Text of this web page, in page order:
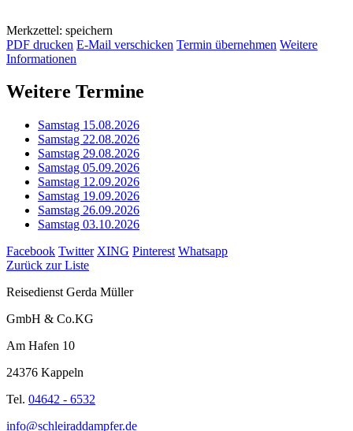
Merkzettel: speichern
PDF drucken E-Mail verschicken Termin übernehmen Weitere
Informationen
Weitere Termine
Samstag 15.08.2026
Samstag 22.08.2026
Samstag 29.08.2026
Samstag 05.09.2026
Samstag 12.09.2026
Samstag 19.09.2026
Samstag 26.09.2026
Samstag 03.10.2026
Facebook Twitter XING Pinterest Whatsapp
Zurück zur Liste
Reisedienst Gerda Müller
GmbH & Co.KG
Am Hafen 10
24376 Kappeln
Tel. 04642 - 6532
info@schleiraddampfer.de